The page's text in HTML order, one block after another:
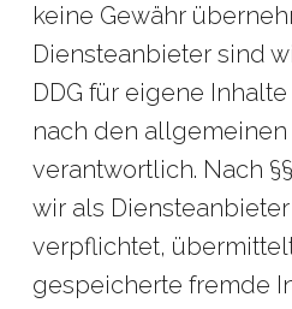
keine Gewähr
Diensteanbieter sind
DDG für eigene
nach den allgemeinen
verantwortlich. Nach
wir als
verpflichtet,
gespeicherte fremde